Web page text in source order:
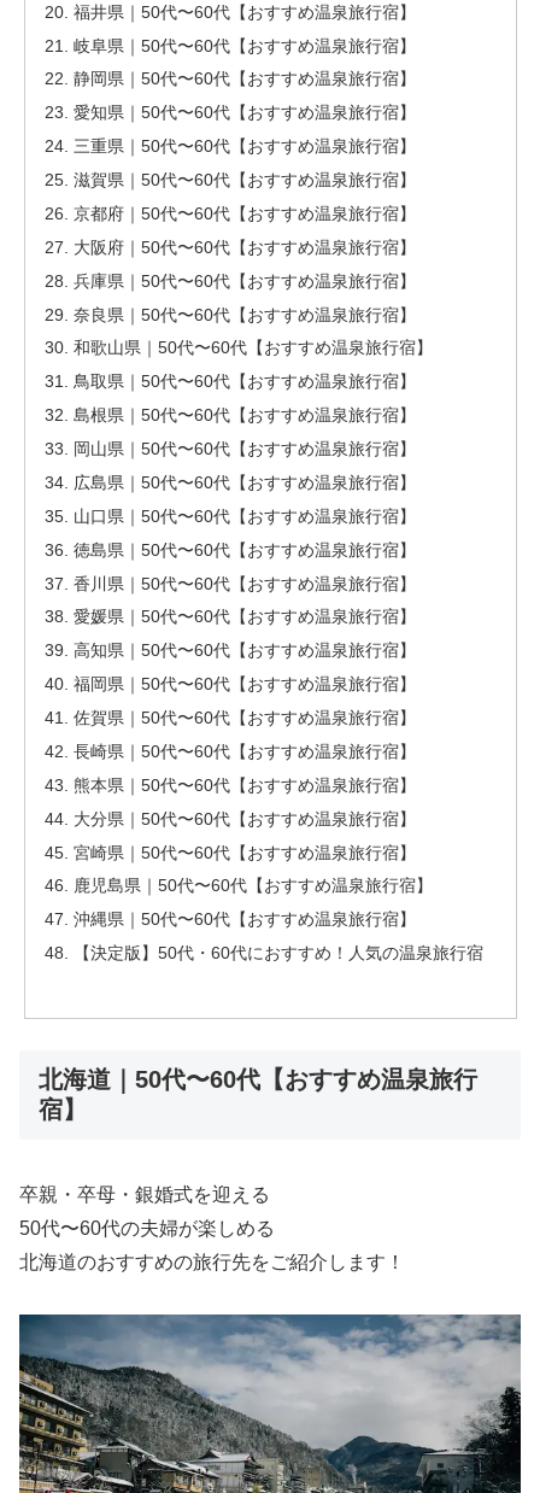
福井県｜50代〜60代【おすすめ温泉旅行宿】
岐阜県｜50代〜60代【おすすめ温泉旅行宿】
静岡県｜50代〜60代【おすすめ温泉旅行宿】
愛知県｜50代〜60代【おすすめ温泉旅行宿】
三重県｜50代〜60代【おすすめ温泉旅行宿】
滋賀県｜50代〜60代【おすすめ温泉旅行宿】
京都府｜50代〜60代【おすすめ温泉旅行宿】
大阪府｜50代〜60代【おすすめ温泉旅行宿】
兵庫県｜50代〜60代【おすすめ温泉旅行宿】
奈良県｜50代〜60代【おすすめ温泉旅行宿】
和歌山県｜50代〜60代【おすすめ温泉旅行宿】
鳥取県｜50代〜60代【おすすめ温泉旅行宿】
島根県｜50代〜60代【おすすめ温泉旅行宿】
岡山県｜50代〜60代【おすすめ温泉旅行宿】
広島県｜50代〜60代【おすすめ温泉旅行宿】
山口県｜50代〜60代【おすすめ温泉旅行宿】
徳島県｜50代〜60代【おすすめ温泉旅行宿】
香川県｜50代〜60代【おすすめ温泉旅行宿】
愛媛県｜50代〜60代【おすすめ温泉旅行宿】
高知県｜50代〜60代【おすすめ温泉旅行宿】
福岡県｜50代〜60代【おすすめ温泉旅行宿】
佐賀県｜50代〜60代【おすすめ温泉旅行宿】
長崎県｜50代〜60代【おすすめ温泉旅行宿】
熊本県｜50代〜60代【おすすめ温泉旅行宿】
大分県｜50代〜60代【おすすめ温泉旅行宿】
宮崎県｜50代〜60代【おすすめ温泉旅行宿】
鹿児島県｜50代〜60代【おすすめ温泉旅行宿】
沖縄県｜50代〜60代【おすすめ温泉旅行宿】
【決定版】50代・60代におすすめ！人気の温泉旅行宿
北海道｜50代〜60代【おすすめ温泉旅行
宿】
卒親・卒母・銀婚式を迎える
50代〜60代の夫婦が楽しめる
北海道のおすすめの旅行先をご紹介します！